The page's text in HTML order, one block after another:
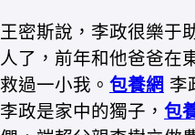
王密斯說，李政很樂于
人了，前年和他爸爸在
救過一小我。 包養網 李
李政是家中的獨子， 包